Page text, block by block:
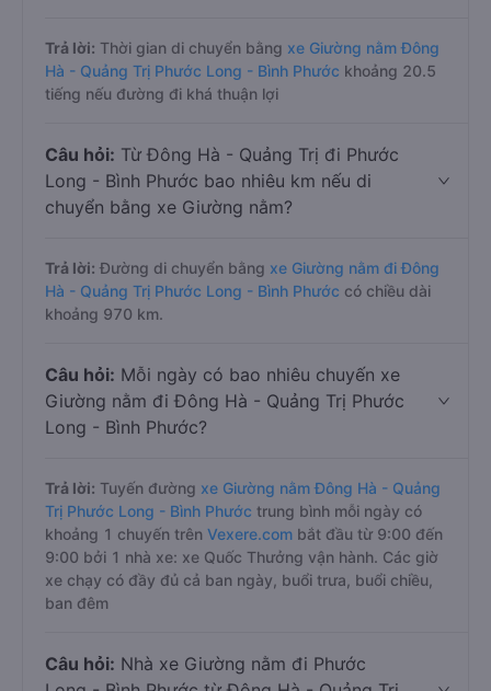
Trả lời: Thời gian di chuyển bằng xe Giường nằm Đông
Hà - Quảng Trị Phước Long - Bình Phước khoảng 20.5
tiếng nếu đường đi khá thuận lợi
Câu hỏi: Từ Đông Hà - Quảng Trị đi Phước
Long - Bình Phước bao nhiêu km nếu di
chuyển bằng xe Giường nằm?
Trả lời: Đường di chuyển bằng xe Giường nằm đi Đông
Hà - Quảng Trị Phước Long - Bình Phước có chiều dài
khoảng 970 km.
Câu hỏi: Mỗi ngày có bao nhiêu chuyến xe
Giường nằm đi Đông Hà - Quảng Trị Phước
Long - Bình Phước?
Trả lời: Tuyến đường xe Giường nằm Đông Hà - Quảng
Trị Phước Long - Bình Phước trung bình mỗi ngày có
khoảng 1 chuyến trên Vexere.com bắt đầu từ 9:00 đến
9:00 bởi 1 nhà xe: xe Quốc Thưởng vận hành. Các giờ
xe chạy có đầy đủ cả ban ngày, buổi trưa, buổi chiều,
ban đêm
Câu hỏi: Nhà xe Giường nằm đi Phước